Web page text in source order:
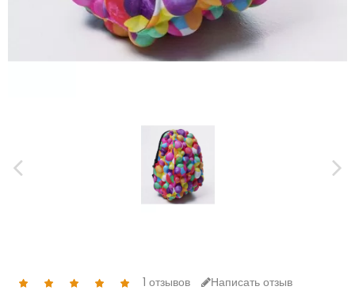
1 отзывов
Написать отзыв